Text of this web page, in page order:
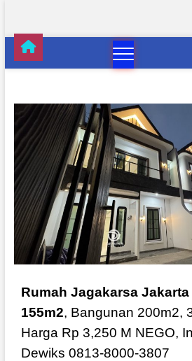
Rumah Jagakarsa
155m2, Bangunan 200m2,
Harga Rp 3,250 M NEGO,
Dewiks 0813-8000-3807